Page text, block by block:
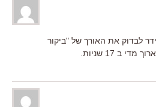
לבדוק את האורך של "ביקור
ב 17 שניות.